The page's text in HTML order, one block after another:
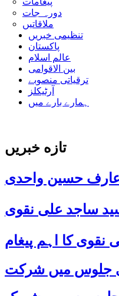
دورہ جات
ملاقاتیں
تنظیمی خبریں
پاکستان
عالم اسلام
بین الاقوامی
ترقیاتی منصوبے
آرٹیکلز
ہمارے بارے میں
تازه خبریں
عارف حسین واحدی
ساجد علی نقوی
جلوس میں شرکت